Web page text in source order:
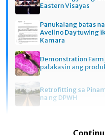
Eastern Visayas
Panukalang batas
Avelino Day tuwing
Kamara
Demonstration
palakasin ang
Retrofitting sa
na ng DPWH